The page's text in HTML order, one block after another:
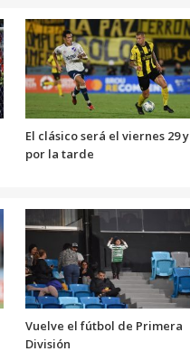
El clásico será el viernes 29 y
por la tarde
Vuelve el fútbol de Primera
División